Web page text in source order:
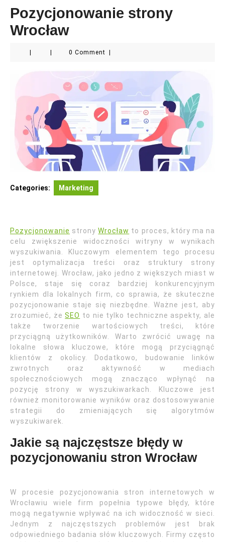
Pozycjonowanie strony
Wrocław
0 Comment
Categories: Marketing
Pozycjonowanie stronyWrocław to proces, który ma na
celu zwiększenie widoczności witryny w wynikach
wyszukiwania. Kluczowym elementem tego procesu
jest optymalizacja treści oraz struktury strony
internetowej. Wrocław, jako jedno z większych miast w
Polsce, staje się coraz bardziej konkurencyjnym
rynkiem dla lokalnych firm, co sprawia, że skuteczne
pozycjonowanie staje się niezbędne. Ważne jest, aby
zrozumieć, żeSEO to nie tylko techniczne aspekty, ale
także tworzenie wartościowych treści, które
przyciągną użytkowników. Warto zwrócić uwagę na
lokalne słowa kluczowe, które mogą przyciągnąć
klientów z okolicy. Dodatkowo, budowanie linków
zwrotnych oraz aktywność w mediach
społecznościowych mogą znacząco wpłynąć na
pozycję strony w wyszukiwarkach. Kluczowe jest
również monitorowanie wyników oraz dostosowywanie
strategii do zmieniających się algorytmów
wyszukiwarek.
Jakie są najczęstsze błędy w
pozycjonowaniu stron Wrocław
W procesie pozycjonowania stron internetowych w
Wrocławiu wiele firm popełnia typowe błędy, które
mogą negatywnie wpływać na ich widoczność w sieci.
Jednym z najczęstszych problemów jest brak
odpowiedniego badania słów kluczowych. Firmy często